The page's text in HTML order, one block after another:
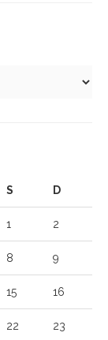
S D
1 2
8 9
15 16
22 23